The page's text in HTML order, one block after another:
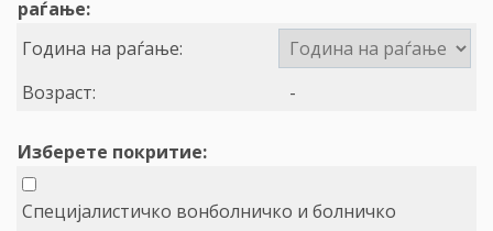
раѓање:
Година на раѓање:
Возраст:
-
Изберете покритие:
Специјалистичко вонболничко и болничко